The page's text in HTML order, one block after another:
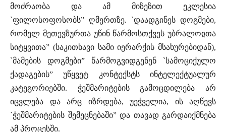
მოძრაობა და ამ მიზეზით ეკლესია
`ფილოსოფოსობს” ღმერთზე. `დაადგინეს დოგმები,
რომელ მეთევზურთა უწინ წარმოსთქვეს უბრალოჲთა
სიტყვითა” (საკითხავი სამი იერარქის მსახურებიდან),
`მამების დოგმები” წარმოგვიდგენენ `სამოციქულო
ქადაგების” უწყვეტ კონტექსტს ინტელექტუალურ
კატეგორიებში. ჭეშმარიტების გამოცდილება არ
იცვლება და არც იზრდება, უეჭველია, ის აღწევს
`ჭეშმარიტების შემეცნებაში” და თავად გარდაიქმნება
ამ პროცესში.